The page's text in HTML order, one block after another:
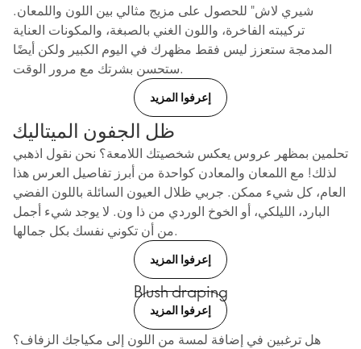
شيري لاش" للحصول على مزيج مثالي بين اللون واللمعان.
تركيبته الفاخرة، واللون الغني بالصبغة، والمكونات العناية
المدمجة ستعزز ليس فقط مظهرك في اليوم الكبير ولكن أيضًا
ستحسن بشرتك مع مرور الوقت.
إعرفوا المزيد
ظل الجفون الميتاليك
تحلمين بمظهر عروس يعكس شخصيتك اللامعة؟ نحن نقول اذهبي
لذلك! مع اللمعان والمعادن كواحدة من أبرز تفاصيل العرس هذا
العام، كل شيء ممكن. جربي ظلال العيون السائلة باللون الفضي
البارد، الليلكي، أو الخوخ الوردي من ذا ون. لا يوجد شيء أجمل
من أن تكوني نفسك بكل جمالها.
إعرفوا المزيد
Blush draping
إعرفوا المزيد
هل ترغبين في إضافة لمسة من اللون إلى مكياجك الزفاف؟